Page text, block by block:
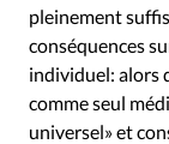
pleinement
conséquences
individuel: alors
comme seul
universel» et